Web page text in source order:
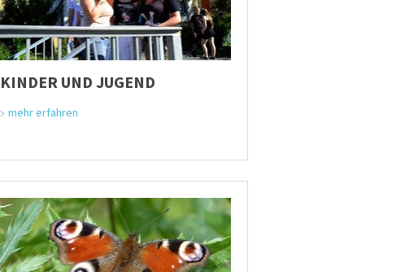
KINDER UND JUGEND
mehr erfahren